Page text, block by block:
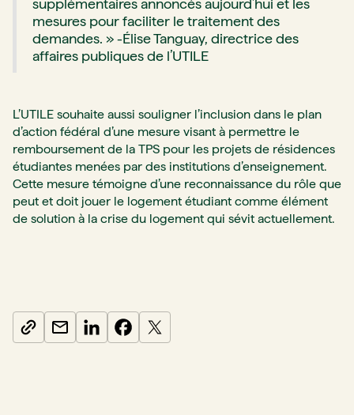
supplémentaires annoncés aujourd’hui et les
mesures pour faciliter le traitement des
demandes. » -Élise Tanguay, directrice des
affaires publiques de l’UTILE
L’UTILE souhaite aussi souligner l’inclusion dans le plan
d’action fédéral d’une mesure visant à permettre le
remboursement de la TPS pour les projets de résidences
étudiantes menées par des institutions d’enseignement.
Cette mesure témoigne d’une reconnaissance du rôle que
peut et doit jouer le logement étudiant comme élément
de solution à la crise du logement qui sévit actuellement.